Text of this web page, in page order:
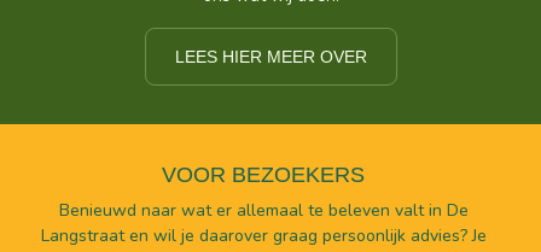
LEES HIER MEER OVER
VOOR BEZOEKERS
Benieuwd naar wat er allemaal te beleven valt in De
Langstraat en wil je daarover graag persoonlijk advies? Je